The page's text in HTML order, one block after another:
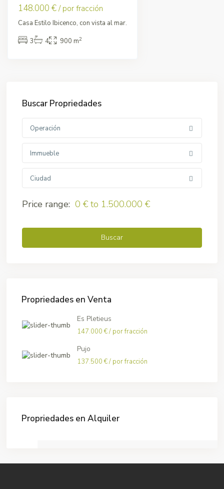
148.000 €/ por fracción
Casa Estilo Ibicenco, con vista al mar.
3
4 900 m2
Buscar Propriedades
Operación
Immueble
Ciudad
Price range: 0 € to 1.500.000 €
Buscar
Propriedades en Venta
Es Pletieus
147.000 €/ por fracción
Pujo
137.500 €/ por fracción
Propriedades en Alquiler